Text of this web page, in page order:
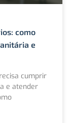
como
e
cumprir
e atender